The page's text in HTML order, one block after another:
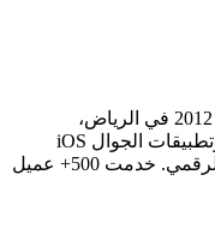
هوزن شركة تقنية سعودية رائدة تأسست 2012 في الرياض،
متخصصة في تطوير المواقع الإلكترونية وتطبيقات الجوال iOS
وAndroid وأنظمة ERP وOdoo والتحول الرقمي. خدمت 500+ عميل